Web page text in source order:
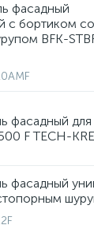
фасадный
с бортиком со
BFK-
фасадный для
F TECH-
фасадный